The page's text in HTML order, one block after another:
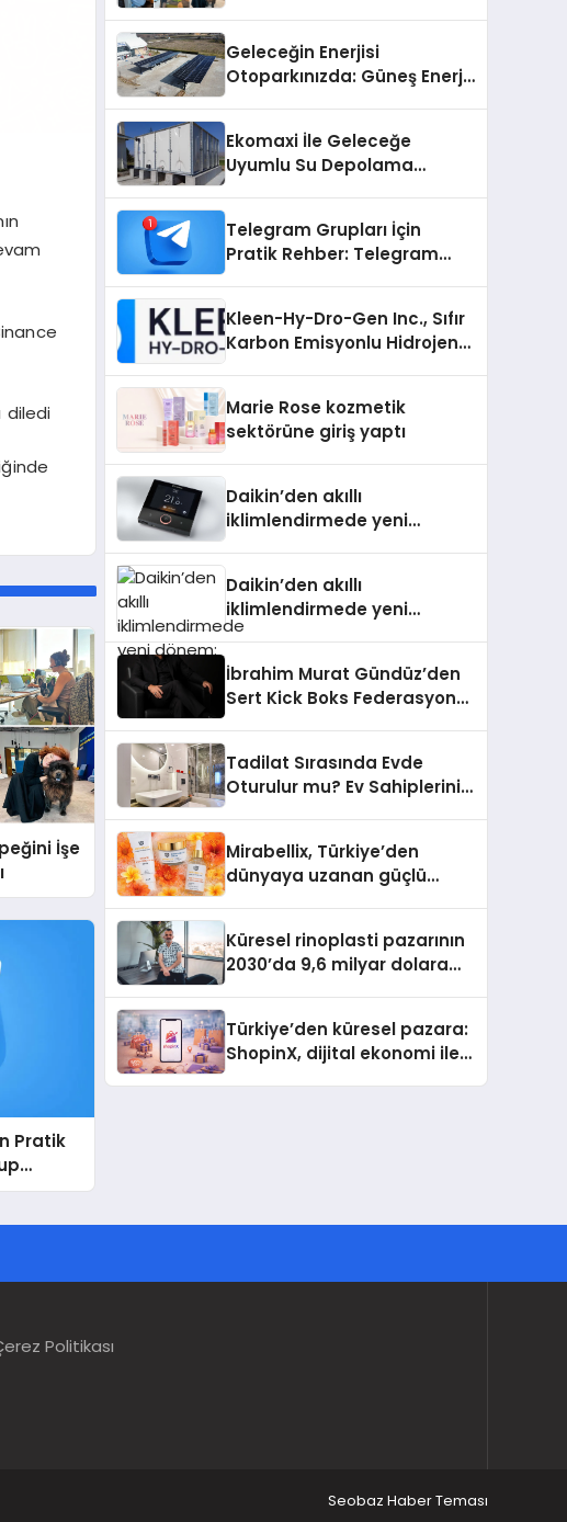
diledi
İşe
Pratik
Geleceğin Enerjisi
Otoparkınızda: Güneş Enerjili
Ekomaxi İle Geleceğe
Uyumlu Su Depolama
Telegram Grupları İçin
Pratik Rehber: Telegram
Kleen-Hy-Dro-Gen Inc., Sıfır
Karbon Emisyonlu Hidrojen
Aldı
Marie Rose kozmetik
sektörüne giriş yaptı
Daikin’den akıllı
iklimlendirmede yeni
Daikin’den akıllı
iklimlendirmede yeni
dönem: Madoka Plus
İbrahim Murat Gündüz’den
Sert Kick Boks Federasyonu
Tadilat Sırasında Evde
Oturulur mu? Ev Sahiplerinin
Mirabellix, Türkiye’den
dünyaya uzanan güçlü
Küresel rinoplasti pazarının
2030’da 9,6 milyar dolara
Türkiye’den küresel pazara:
ShopinX, dijital ekonomi ile
Politikası
Seobaz Haber Teması